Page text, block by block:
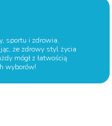
sportu i zdrowia.
że zdrowy styl życia
mógł z łatwością
wyborów!